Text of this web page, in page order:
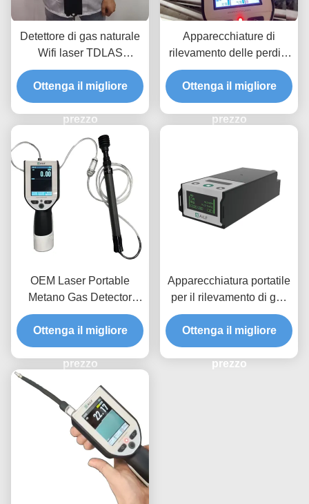
Detettore di gas naturale
Wifi laser TDLAS
ricaricabile ad alta
sensibilità per gas
infiammabili
Ottenga il migliore
prezzo
Apparecchiature di
rilevamento delle perdite
di tipo pompa per
rilevatore portatile di
metano a portata
completa EXib IIC T3
Ottenga il migliore
prezzo
OEM Laser Portable
Metano Gas Detector
CH4 In PPM LEL VOL
Ottenga il migliore
prezzo
Apparecchiatura portatile
per il rilevamento di gas
naturale a batteria
TDLAS per C2H6
Ottenga il migliore
prezzo